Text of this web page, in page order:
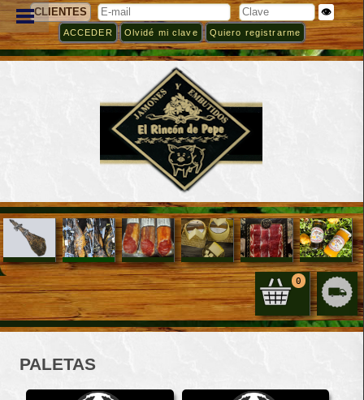
CLIENTES 👁️
Olvidé mi clave Quiero registrarme
0
PALETAS